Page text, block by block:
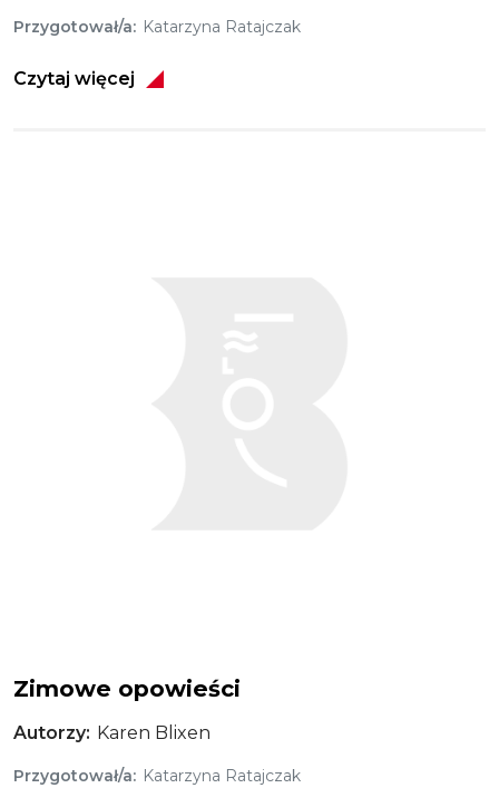
Przygotował/a Katarzyna Ratajczak
Czytaj więcej
Zimowe opowieści
Autorzy Karen Blixen
Przygotował/a Katarzyna Ratajczak